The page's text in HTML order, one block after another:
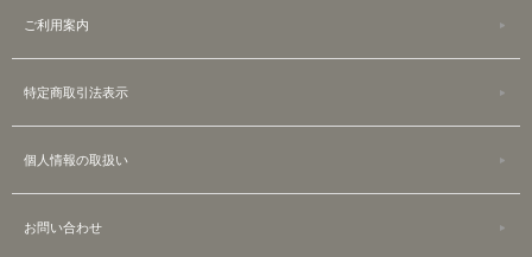
ご利用案内
特定商取引法表示
個人情報の取扱い
お問い合わせ